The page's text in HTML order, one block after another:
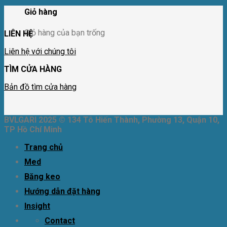
Giỏ hàng
Giỏ hàng của bạn trống
LIÊN HỆ
Liên hệ với chúng tôi
TÌM CỬA HÀNG
Bản đồ tìm cửa hàng
BVLGARI 2025 © 134 Tô Hiến Thành, Phường 13, Quận 10,
TP Hồ Chí Minh
Trang chủ
Med
Băng keo
Hướng dẫn đặt hàng
Insight
Contact